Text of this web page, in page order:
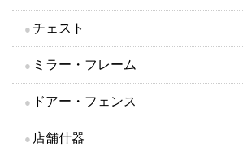
チェスト
ミラー・フレーム
ドアー・フェンス
店舗什器